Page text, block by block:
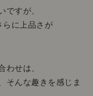
ですが、
らに上品さが
わせは、
そんな趣きを感じま